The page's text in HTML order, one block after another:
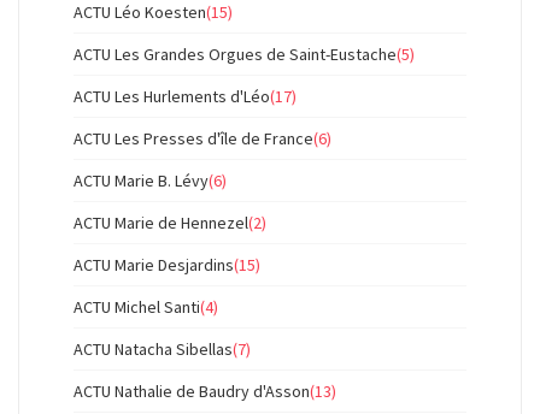
ACTU Léo Koesten(15)
ACTU Les Grandes Orgues de Saint-Eustache(5)
ACTU Les Hurlements d'Léo(17)
ACTU Les Presses d'île de France(6)
ACTU Marie B. Lévy(6)
ACTU Marie de Hennezel(2)
ACTU Marie Desjardins(15)
ACTU Michel Santi(4)
ACTU Natacha Sibellas(7)
ACTU Nathalie de Baudry d'Asson(13)